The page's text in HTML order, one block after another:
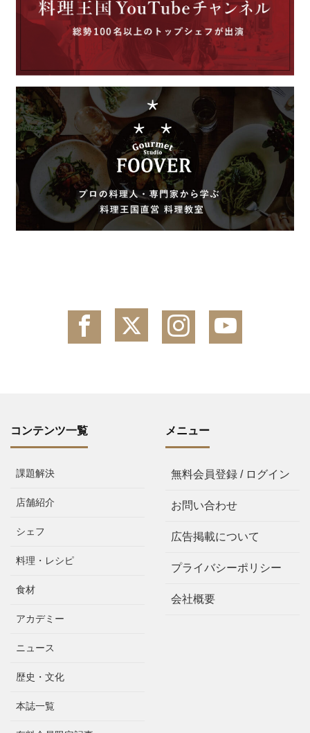
コンテンツ一覧
課題解決
店舗紹介
シェフ
料理・レシピ
食材
アカデミー
ニュース
歴史・文化
本誌一覧
メニュー
無料会員登録 / ログイン
お問い合わせ
広告掲載について
プライバシーポリシー
会社概要